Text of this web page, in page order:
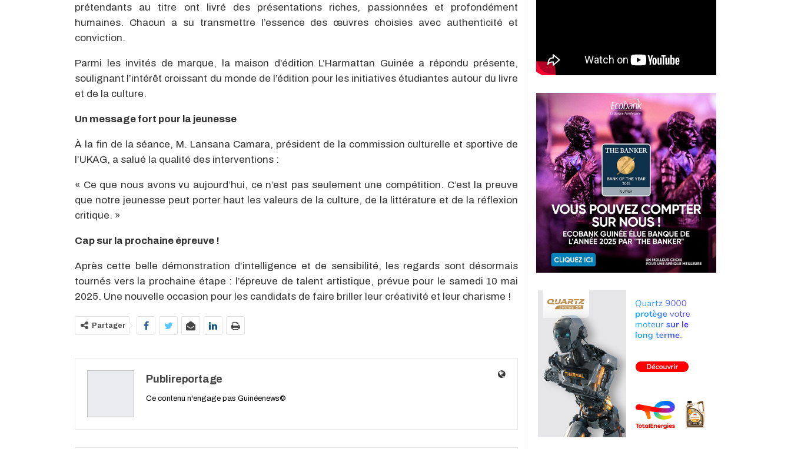
prétendants au titre ont livré des présentations riches, passionnées et profondément
humaines. Chacun a su transmettre l’essence des œuvres choisies avec authenticité et
conviction.
Parmi les invités de marque, la maison d’édition L’Harmattan Guinée a répondu présente,
soulignant l’intérêt croissant du monde de l’édition pour les initiatives étudiantes autour du livre
et de la culture.
Un message fort pour la jeunesse
À la fin de la séance, M. Lansana Camara, président de la commission culturelle et sportive de
l’UKAG, a salué la qualité des interventions :
« Ce que nous avons vu aujourd’hui, ce n’est pas seulement une compétition. C’est la preuve
que notre jeunesse peut porter haut les valeurs de la culture, de la littérature et de la réflexion
critique. »
Cap sur la prochaine épreuve !
Après cette belle démonstration d’intelligence et de sensibilité, les regards sont désormais
tournés vers la prochaine étape : l’épreuve de talent artistique, prévue pour le samedi 10 mai
2025. Une nouvelle occasion pour les candidats de faire briller leur créativité et leur charisme !
Partager
Publireportage
Ce contenu n'engage pas Guinéenews©